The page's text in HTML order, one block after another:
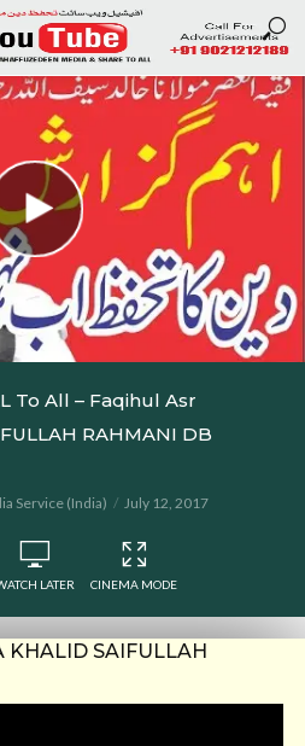
To All – Faqihul Asr
RAHMANI DB
Service (India) July 12, 2017
LATER CINEMA MODE
KHALID SAIFULLAH